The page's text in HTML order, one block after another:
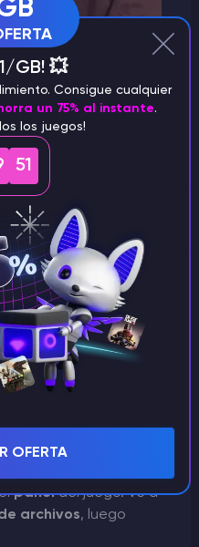
paneldel juego. Ve a
archivos, luego
GB! 💥
Consigue cualquier
un 75% al instante.
los juegos!
51
OFERTA